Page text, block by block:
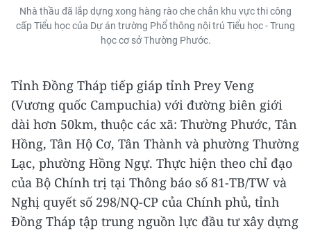
Nhà thầu đã lắp dựng xong hàng rào che chắn khu vực thi công
cấp Tiểu học của Dự án trường Phổ thông nội trú Tiểu học - Trung
học cơ sở Thường Phước.
Tỉnh Đồng Tháp tiếp giáp tỉnh Prey Veng
(Vương quốc Campuchia) với đường biên giới
dài hơn 50km, thuộc các xã: Thường Phước, Tân
Hồng, Tân Hộ Cơ, Tân Thành và phường Thường
Lạc, phường Hồng Ngự. Thực hiện theo chỉ đạo
của Bộ Chính trị tại Thông báo số 81-TB/TW và
Nghị quyết số 298/NQ-CP của Chính phủ, tỉnh
Đồng Tháp tập trung nguồn lực đầu tư xây dựng